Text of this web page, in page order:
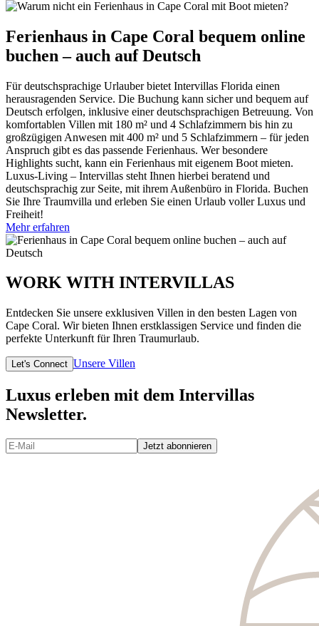
Ferienhaus in Cape Coral bequem online
buchen – auch auf Deutsch
Für deutschsprachige Urlauber bietet Intervillas Florida einen
herausragenden Service. Die Buchung kann sicher und bequem auf
Deutsch erfolgen, inklusive einer deutschsprachigen Betreuung. Von
komfortablen Villen mit 180 m² und 4 Schlafzimmern bis hin zu
großzügigen Anwesen mit 400 m² und 5 Schlafzimmern – für jeden
Anspruch gibt es das passende Ferienhaus. Wer besondere
Highlights sucht, kann ein Ferienhaus mit eigenem Boot mieten.
Luxus-Living – Intervillas steht Ihnen hierbei beratend und
deutschsprachig zur Seite, mit ihrem Außenbüro in Florida. Buchen
Sie Ihre Traumvilla und erleben Sie einen Urlaub voller Luxus und
Freiheit!
Mehr erfahren
WORK WITH INTERVILLAS
Entdecken Sie unsere exklusiven Villen in den besten Lagen von
Cape Coral. Wir bieten Ihnen erstklassigen Service und finden die
perfekte Unterkunft für Ihren Traumurlaub.
Let's Connect Unsere Villen
Luxus erleben mit dem Intervillas
Newsletter.
Jetzt abonnieren